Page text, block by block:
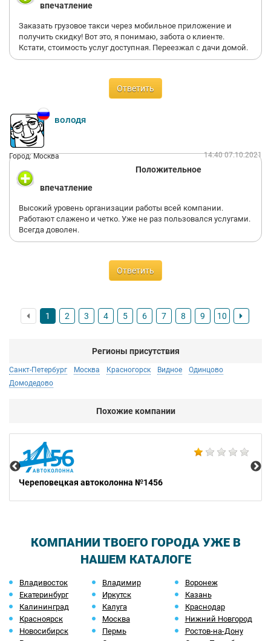
впечатление
Заказать грузовое такси через мобильное приложение и
получить скидку! Вот это, я понимаю, забота о клиенте.
Кстати, стоимость услуг доступная. Переезжал с дачи домой.
Ответить
володя
Город: Москва 14:40 07.10.2021
Положительное
впечатление
Высокий уровень организации работы всей компании.
Работают слажено и четко. Уже не раз пользовался услугами.
Всегда доволен.
Ответить
1 2 3 4 5 6 7 8 9 10
Регионы присутствия
Санкт-Петербург Москва Красногорск Видное
Одинцово
Домодедово
Похожие компании
Череповецкая автоколонна №1456
КОМПАНИИ ТВОЕГО ГОРОДА УЖЕ В
НАШЕМ КАТАЛОГЕ
Владивосток Владимир
Воронеж
Екатеринбург
Иркутск
Казань
Калининград
Калуга
Краснодар
Красноярск
Москва
Нижний Новгород
Новосибирск
Пермь
Ростов-на-Дону